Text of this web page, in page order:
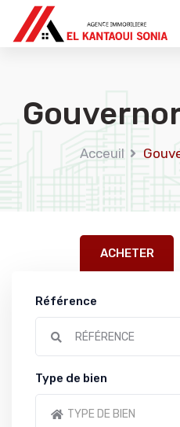
Acceuil
ACHETER
Référence
Type de bien
TYPE DE BIEN